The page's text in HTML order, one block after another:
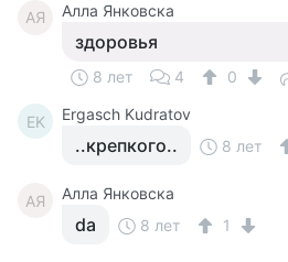
АЯ Алла Янковска
здоровья
8 лет 4 0
EK Ergasch Kudratov
..крепкого.. 8 лет
АЯ Алла Янковска
da 8 лет 1